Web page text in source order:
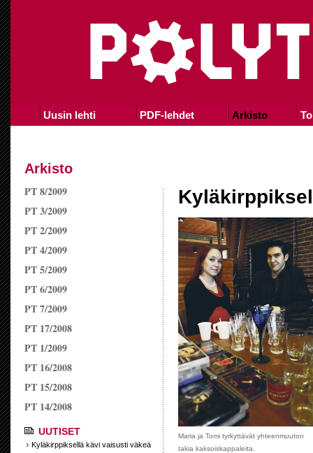
Uusin lehti PDF-lehdet Arkisto
Arkisto
PT 8/2009
PT 3/2009
PT 2/2009
PT 4/2009
PT 5/2009
PT 6/2009
PT 7/2009
PT 17/2008
PT 1/2009
PT 16/2008
PT 15/2008
PT 14/2008
UUTISET
Kyläkirppiksellä kävi vaisusti väkeä
Maria ja Tomi tyrkyttävät yhteenmuuton
takia kaksoiskappaleita.